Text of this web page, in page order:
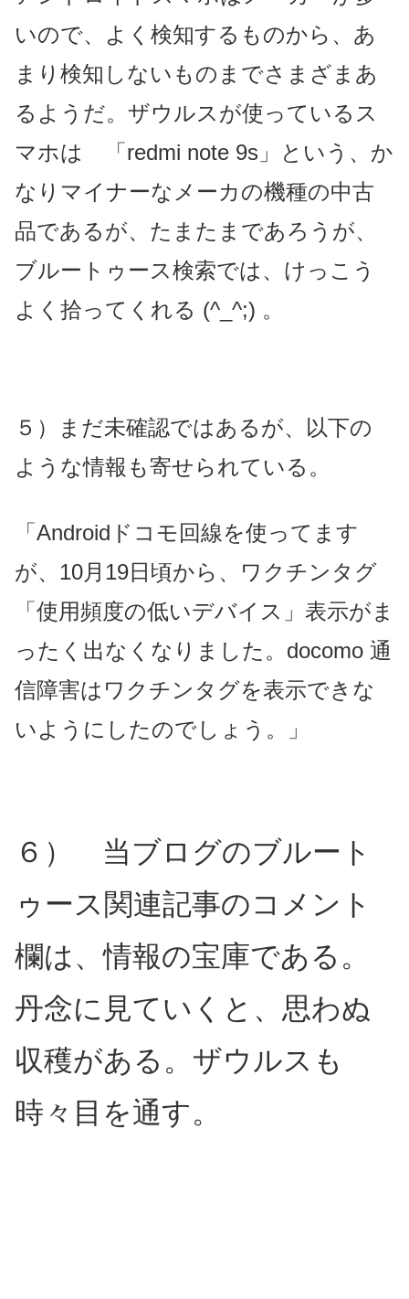
いので、よく検知するものから、あ
まり検知しないものまでさまざまあ
るようだ。ザウルスが使っているス
マホは 「redmi note 9s」という、か
なりマイナーなメーカの機種の中古
品であるが、たまたまであろうが、
ブルートゥース検索では、けっこう
よく拾ってくれる (^_^;) 。
５）まだ未確認ではあるが、以下の
ような情報も寄せられている。
「Androidドコモ回線を使ってます
が、10月19日頃から、ワク チンタグ
「使用頻度の低いデバイス」表示がま
ったく出なくなりま した。docomo 通
信障害はワクチンタグを表示できな
いようにしたのでしょう。」
６） 当ブログのブルート
ゥース関連記事のコメント
欄は、情報の宝庫である。
丹念に見ていくと、思わぬ
収穫がある。ザウルスも
時々目を通す。